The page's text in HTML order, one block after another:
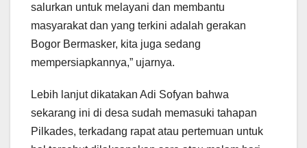
salurkan untuk melayani dan membantu
masyarakat dan yang terkini adalah gerakan
Bogor Bermasker, kita juga sedang
mempersiapkannya,” ujarnya.
Lebih lanjut dikatakan Adi Sofyan bahwa
sekarang ini di desa sudah memasuki tahapan
Pilkades, terkadang rapat atau pertemuan untuk